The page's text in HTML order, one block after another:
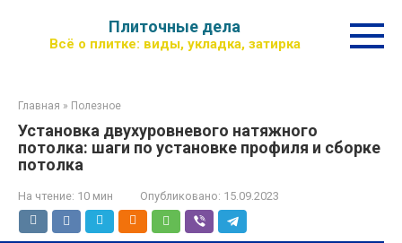
контенту
Плиточные дела
Всё о плитке: виды, укладка, затирка
Главная » Полезное
Установка двухуровневого натяжного
потолка: шаги по установке профиля и сборке
потолка
На чтение: 10 мин Опубликовано: 15.09.2023